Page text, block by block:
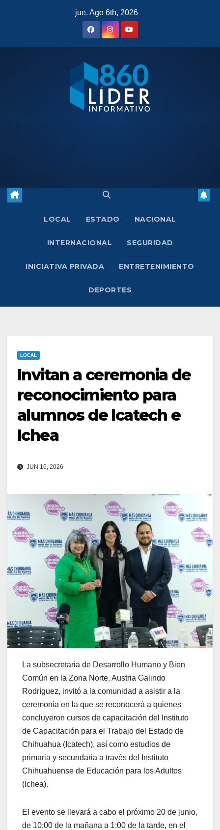
jue. Ago 6th, 2026
LOCAL ESTADO NACIONAL
INTERNACIONAL SEGURIDAD
INICIATIVA PRIVADA ENTRETENIMIENTO
DEPORTES
LOCAL
Invitan a ceremonia de
reconocimiento para
alumnos de Icatech e
Ichea
JUN 16, 2026
La subsecretaria de Desarrollo Humano y Bien
Común en la Zona Norte, Austria Galindo
Rodríguez, invitó a la comunidad a asistir a la
ceremonia en la que se reconocerá a quienes
concluyeron cursos de capacitación del Instituto
de Capacitación para el Trabajo del Estado de
Chihuahua (Icatech), así como estudios de
primaria y secundaria a través del Instituto
Chihuahuense de Educación para los Adultos
(Ichea).
El evento se llevará a cabo el próximo 20 de junio,
de 10:00 de la mañana a 1:00 de la tarde, en el